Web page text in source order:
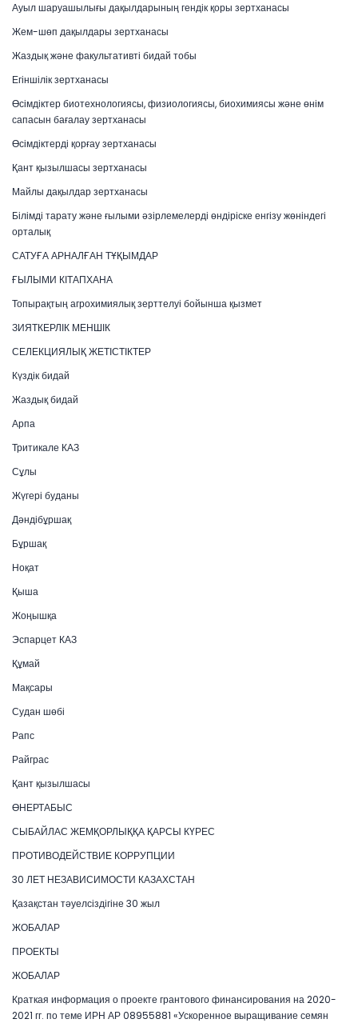
Ауыл шаруашылығы дақылдарының гендік қоры зертханасы
Жем-шөп дақылдары зертханасы
Жаздық және факультативті бидай тобы
Егіншілік зертханасы
Өсімдіктер биотехнологиясы, физиологиясы, биохимиясы және өнім
сапасын бағалау зертханасы
Өсімдіктерді қорғау зертханасы
Қант қызылшасы зертханасы
Майлы дақылдар зертханасы
Білімді тарату және ғылыми әзірлемелерді өндіріске енгізу жөніндегі
орталық
САТУҒА АРНАЛҒАН ТҰҚЫМДАР
ҒЫЛЫМИ КІТАПХАНА
Топырақтың агрохимиялық зерттелуі бойынша қызмет
ЗИЯТКЕРЛІК МЕНШІК
СЕЛЕКЦИЯЛЫҚ ЖЕТІСТІКТЕР
Күздік бидай
Жаздық бидай
Арпа
Тритикале КАЗ
Сұлы
Жүгері буданы
Дәндібұршақ
Бұршақ
Ноқат
Қыша
Жоңышқа
Эспарцет КАЗ
Құмай
Мақсары
Судан шөбі
Рапс
Райграс
Қант қызылшасы
ӨНЕРТАБЫС
СЫБАЙЛАС ЖЕМҚОРЛЫҚҚА ҚАРСЫ КҮРЕС
ПРОТИВОДЕЙСТВИЕ КОРРУПЦИИ
30 ЛЕТ НЕЗАВИСИМОСТИ КАЗАХСТАН
Қазақстан тәуелсіздігіне 30 жыл
ЖОБАЛАР
ПРОЕКТЫ
ЖОБАЛАР
Краткая информация о проекте грантового финансирования на 2020-
2021 гг. по теме ИРН АР 08955881 «Ускоренное выращивание семян